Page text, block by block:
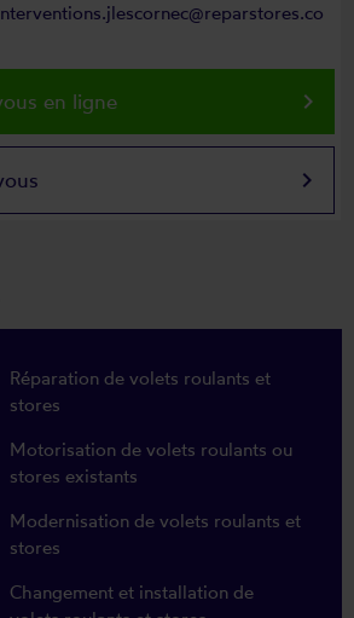
en ligne keyboard_arrow_right
keyboard_arrow_right
Réparation de volets roulants et
stores
Motorisation de volets roulants ou
stores existants
Modernisation de volets roulants et
stores
Changement et installation de